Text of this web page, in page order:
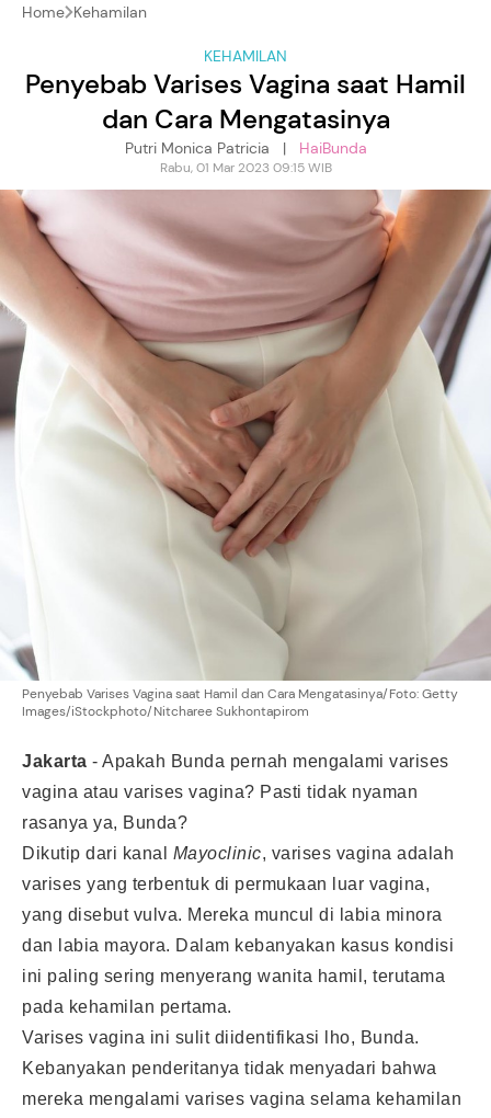
Home Kehamilan
KEHAMILAN
Penyebab Varises Vagina saat Hamil
dan Cara Mengatasinya
Putri Monica Patricia | HaiBunda
Rabu, 01 Mar 2023 09:15 WIB
Penyebab Varises Vagina saat Hamil dan Cara Mengatasinya/Foto: Getty
Images/iStockphoto/Nitcharee Sukhontapirom
Jakarta - Apakah Bunda pernah mengalami varises
vagina atau varises vagina? Pasti tidak nyaman
rasanya ya, Bunda?
Dikutip dari kanal Mayoclinic, varises vagina adalah
varises yang terbentuk di permukaan luar vagina,
yang disebut vulva. Mereka muncul di labia minora
dan labia mayora. Dalam kebanyakan kasus kondisi
ini paling sering menyerang wanita hamil, terutama
pada kehamilan pertama.
Varises vagina ini sulit diidentifikasi lho, Bunda.
Kebanyakan penderitanya tidak menyadari bahwa
mereka mengalami varises vagina selama kehamilan